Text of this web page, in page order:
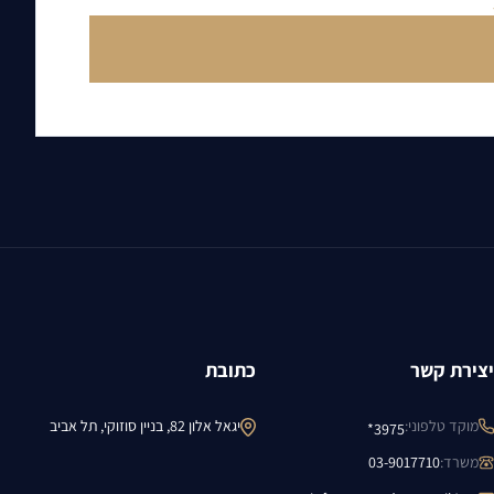
יצירת קשר
מוקד טלפוני:
3975*
משרד:
03-9017710
כתובת
יגאל אלון 82, בניין סוזוקי, תל אביב